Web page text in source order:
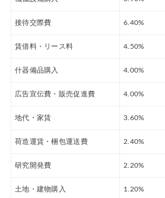
接待交際費 6.40%
賃借料・リース料 4.50%
什器備品購入 4.00%
広告宣伝費・販売促進費 4.00%
地代・家賃 3.60%
荷造運賃・梱包運送費 2.40%
研究開発費 2.20%
土地・建物購入 1.20%